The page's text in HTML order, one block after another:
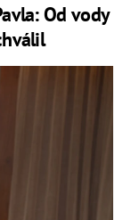
Od vody